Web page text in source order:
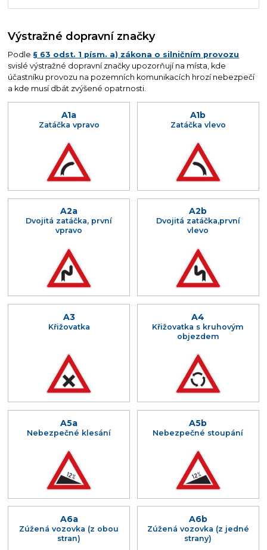
Výstražné dopravní značky
Podle § 63 odst. 1 písm. a) zákona o silničním provozu
svislé výstražné dopravní značky upozorňují na místa, kde
účastníku provozu na pozemních komunikacích hrozí nebezpečí
a kde musí dbát zvýšené opatrnosti.
A1a
Zatáčka vpravo
A1b
Zatáčka vlevo
A2a
Dvojitá zatáčka, první
vpravo
A2b
Dvojitá zatáčka,první
vlevo
A3
Křižovatka
A4
Křižovatka s kruhovým
objezdem
A5a
Nebezpečné klesání
A5b
Nebezpečné stoupání
A6a
Zúžená vozovka (z obou
stran)
A6b
Zúžená vozovka (z jedné
strany)